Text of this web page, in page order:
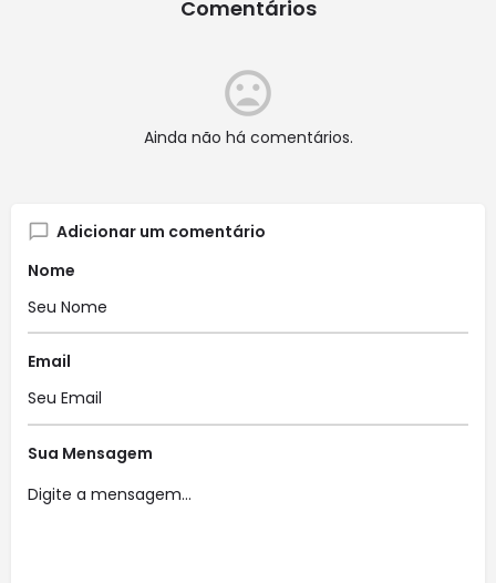
Comentários
Ainda não há comentários.
Adicionar um comentário
Nome
Email
Sua Mensagem